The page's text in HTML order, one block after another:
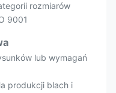
rozmiarów
9001
lub wymagań
produkcji blach i